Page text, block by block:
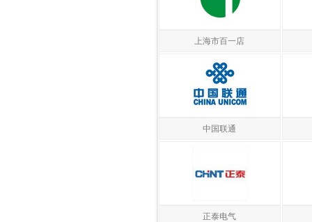
上海市百一店
中国联通
正泰电气